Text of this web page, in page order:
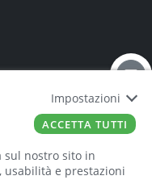
00221490238
sul nostro sito in
e prestazioni
Impostazioni
ACCETTA TUTTI